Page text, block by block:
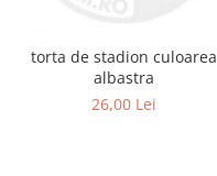
torta de stadion culoarea
albastra
26,00 Lei